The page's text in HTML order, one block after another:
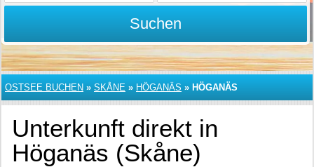
Suchen
OSTSEE BUCHEN » SKÅNE » HÖGANÄS » HÖGANÄS
Unterkunft direkt in
Höganäs (Skåne)